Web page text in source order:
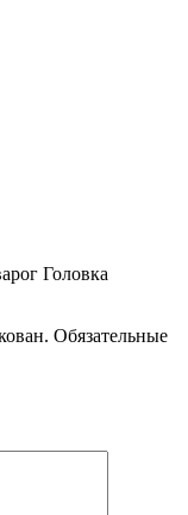
Головка
Обязательные